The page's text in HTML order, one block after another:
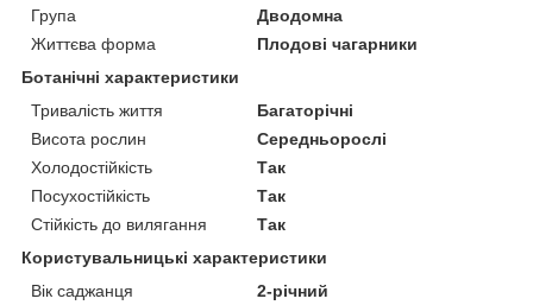
Група
Дводомна
Життєва форма
Плодові чагарники
Ботанічні характеристики
Тривалість життя
Багаторічні
Висота рослин
Середньорослі
Холодостійкість
Так
Посухостійкість
Так
Стійкість до вилягання
Так
Користувальницькі характеристики
Вік саджанця
2-річний